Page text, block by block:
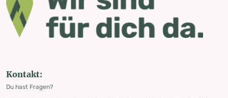
Kontakt:
Du hast Fragen?